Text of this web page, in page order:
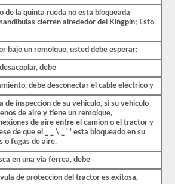
de la quinta rueda no esta bloqueada
cierren alrededor del Kingpin; Esto
bajo un remolque, usted debe esperar:
debe
debe desconectar el cable electrico y
de inspeccion de su vehiculo, si su vehiculo
de aire y tiene un remolque,
de aire entre el camion o el tractor y
de que el _ _ \ _ ' ' esta bloqueado en su
o fugas de aire.
en una via ferrea, debe
de proteccion del tractor es exitosa,